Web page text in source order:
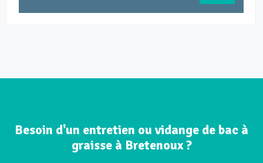
Besoin d'un entretien ou vidange de bac à
graisse à Bretenoux ?